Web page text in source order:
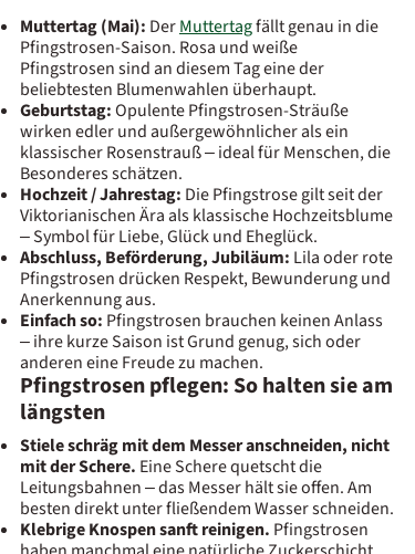
Muttertag (Mai): DerMuttertagfällt genau in die
Pfingstrosen-Saison. Rosa und weiße
Pfingstrosen sind an diesem Tag eine der
beliebtesten Blumenwahlen überhaupt.
Geburtstag:Opulente Pfingstrosen-Sträuße
wirken edler und außergewöhnlicher als ein
klassischer Rosenstrauß – ideal für Menschen, die
Besonderes schätzen.
Hochzeit / Jahrestag: Die Pfingstrose gilt seit der
Viktorianischen Ära als klassische Hochzeitsblume
– Symbol für Liebe, Glück und Eheglück.
Abschluss, Beförderung, Jubiläum: Lila oder rote
Pfingstrosen drücken Respekt, Bewunderung und
Anerkennung aus.
Einfach so: Pfingstrosen brauchen keinen Anlass
– ihre kurze Saison ist Grund genug, sich oder
anderen eine Freude zu machen.
Pfingstrosen pflegen: So halten sie am
längsten
Stiele schräg mit dem Messer anschneiden, nicht
mit der Schere. Eine Schere quetscht die
Leitungsbahnen – das Messer hält sie offen. Am
besten direkt unter fließendem Wasser schneiden.
Klebrige Knospen sanft reinigen. Pfingstrosen